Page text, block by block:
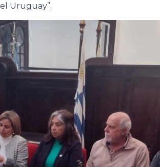
Uruguay”.